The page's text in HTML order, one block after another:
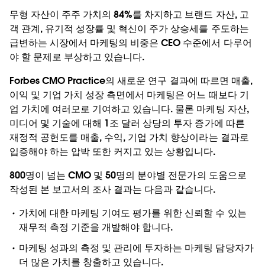
무형 자산이 주주 가치의 84%를 차지하고 브랜드 자산, 고
객 관계, 유기적 성장률 및 혁신이 주가 상승세를 주도하는
급변하는 시장에서 마케팅의 비중은 CEO 수준에서 다루어
야 할 문제로 부상하고 있습니다.
Forbes CMO Practice의 새로운 연구 결과에 따르면 매출,
이익 및 기업 가치 성장 측면에서 마케팅은 어느 때보다 기
업 가치에 여러모로 기여하고 있습니다. 물론 마케팅 자산,
미디어 및 기술에 대해 1조 달러 상당의 투자 증가에 따른
재정적 공헌도를 매출, 수익, 기업 가치 향상이라는 결과로
입증해야 하는 압박 또한 커지고 있는 상황입니다.
800명이 넘는 CMO 및 50명의 분야별 전문가의 도움으로
작성된 본 보고서의 조사 결과는 다음과 같습니다.
가치에 대한 마케팅 기여도 평가를 위한 신뢰할 수 있는
재무적 측정 기준을 개발해야 합니다.
마케팅 성과의 측정 및 관리에 투자하는 마케팅 담당자가
더 많은 가치를 창출하고 있습니다.